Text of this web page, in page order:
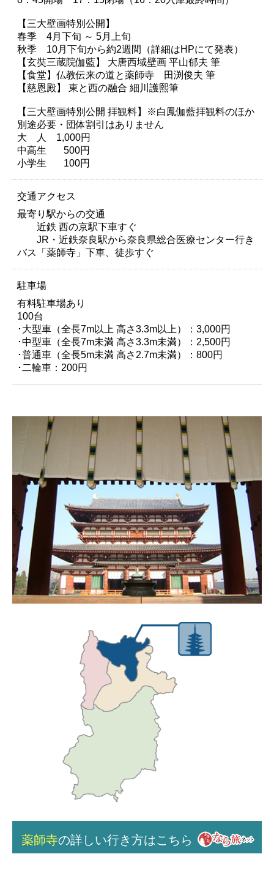
【三大壁画特別公開】
春季 4月下旬 ～ 5月上旬
秋季 10月下旬から約2週間（詳細はHPにて発表）
【玄奘三蔵院伽藍】 大唐西域壁画 平山郁夫 筆
【食堂】仏教伝来の道と薬師寺 田渕俊夫 筆
【慈恩殿】 東と西の融合 細川護熙筆
【三大壁画特別公開 拝観料】※白鳳伽藍拝観料のほか
別途必要・団体割引はありません
大 人 1,000円
中高生 500円
小学生 100円
交通アクセス
最寄り駅からの交通
近鉄 西の京駅下車すぐ
JR・近鉄奈良駅から奈良県総合医療センター行き
バス「薬師寺」下車、徒歩すぐ
駐車場
有料駐車場あり
100台
･大型車（全長7m以上 高さ3.3m以上）：3,000円
･中型車（全長7m未満 高さ3.3m未満）：2,500円
･普通車（全長5m未満 高さ2.7m未満）：800円
･二輪車：200円
薬師寺の詳しい行き方はこちら